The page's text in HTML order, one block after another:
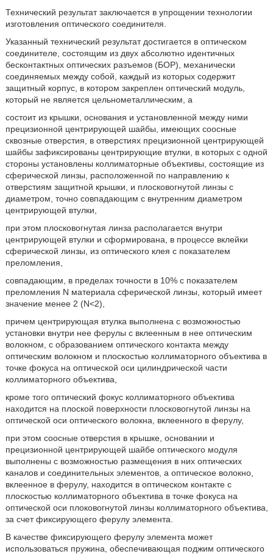
Технический результат заключается в упрощении технологии
изготовления оптического соединителя.
Указанный технический результат достигается в оптическом
соединителе, состоящим из двух абсолютно идентичных
бесконтактных оптических разъемов (БОР), механически
соединяемых между собой, каждый из которых содержит
защитный корпус, в котором закреплен оптический модуль,
который не является цельнометаллическим, а
состоит из крышки, основания и установленной между ними
прецизионной центрирующей шайбы, имеющих соосные
сквозные отверстия, в отверстиях прецизионной центрирующей
шайбы зафиксированы центрирующие втулки, в которых с одной
стороны установлены коллиматорные объективы, состоящие из
сферической линзы, расположенной по направлению к
отверстиям защитной крышки, и плосковогнутой линзы c
диаметром, точно совпадающим с внутренним диаметром
центрирующей втулки,
при этом плосковогнутая линза располагается внутри
центрирующей втулки и сформирована, в процессе вклейки
сферической линзы, из оптического клея с показателем
преломления,
совпадающим, в пределах точности в 10% с показателем
преломления N материала сферической линзы, который имеет
значение менее 2 (N<2),
причем центрирующая втулка выполнена с возможностью
установки внутри нее ферулы с вклеенным в нее оптическим
волокном, с образованием оптического контакта между
оптическим волокном и плоскостью коллиматорного объектива в
точке фокуса на оптической оси цилиндрической части
коллиматорного объектива,
кроме того оптический фокус коллиматорного объектива
находится на плоской поверхности плосковогнутой линзы на
оптической оси оптического волокна, вклеенного в ферулу,
при этом соосные отверстия в крышке, основании и
прецизионной центрирующей шайбе оптического модуля
выполнены с возможностью размещения в них оптических
каналов и соединительных элементов, а оптическое волокно,
вклеенное в ферулу, находится в оптическом контакте с
плоскостью коллиматорного объектива в точке фокуса на
оптической оси плоковогнутой линзы коллиматорного объектива,
за счет фиксирующего ферулу элемента.
В качестве фиксирующего ферулу элемента может
использоваться пружина, обеспечивающая поджим оптического